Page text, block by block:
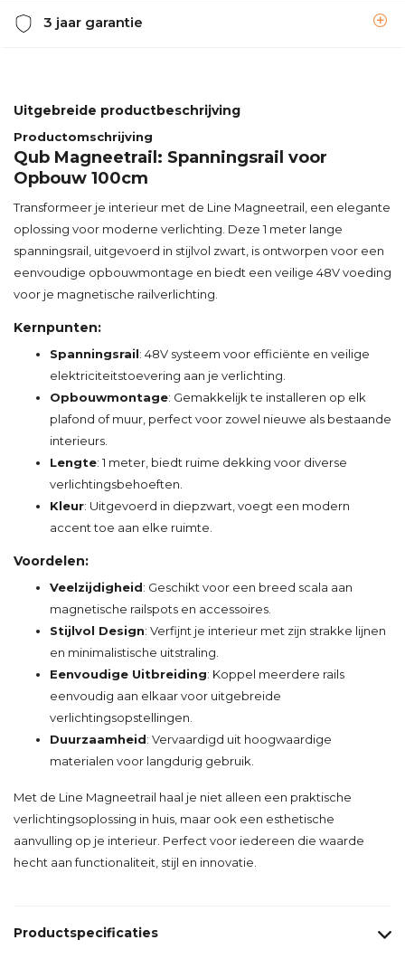
3 jaar garantie
Uitgebreide productbeschrijving
Productomschrijving
Qub Magneetrail: Spanningsrail voor
Opbouw 100cm
Transformeer je interieur met de Line Magneetrail, een elegante
oplossing voor moderne verlichting. Deze 1 meter lange
spanningsrail, uitgevoerd in stijlvol zwart, is ontworpen voor een
eenvoudige opbouwmontage en biedt een veilige 48V voeding
voor je magnetische railverlichting.
Kernpunten:
Spanningsrail: 48V systeem voor efficiënte en veilige
elektriciteitstoevering aan je verlichting.
Opbouwmontage: Gemakkelijk te installeren op elk
plafond of muur, perfect voor zowel nieuwe als bestaande
interieurs.
Lengte: 1 meter, biedt ruime dekking voor diverse
verlichtingsbehoeften.
Kleur: Uitgevoerd in diepzwart, voegt een modern
accent toe aan elke ruimte.
Voordelen:
Veelzijdigheid: Geschikt voor een breed scala aan
magnetische railspots en accessoires.
Stijlvol Design: Verfijnt je interieur met zijn strakke lijnen
en minimalistische uitstraling.
Eenvoudige Uitbreiding: Koppel meerdere rails
eenvoudig aan elkaar voor uitgebreide
verlichtingsopstellingen.
Duurzaamheid: Vervaardigd uit hoogwaardige
materialen voor langdurig gebruik.
Met de Line Magneetrail haal je niet alleen een praktische
verlichtingsoplossing in huis, maar ook een esthetische
aanvulling op je interieur. Perfect voor iedereen die waarde
hecht aan functionaliteit, stijl en innovatie.
Productspecificaties